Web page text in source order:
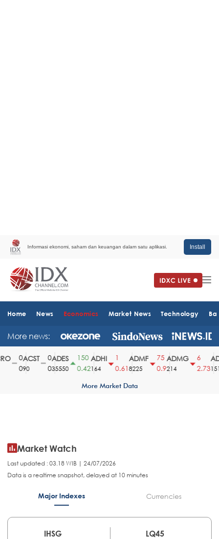
Informasi ekonomi, saham dan keuangan dalam satu aplikasi. Install
Home News Economics Market News Technology
More news:
ACST
90
ADES
35550
150
0.42
ADHI
164
0.61
ADMF
8225
75
0.9
ADMG
214
2.731510
More Market Data
Market Watch
Last updated : 03.18 WIB | 24/07/2026
Data is a realtime snapshot, delayed at 10 minutes
Major Indexes Currencies
IHSG
LQ45